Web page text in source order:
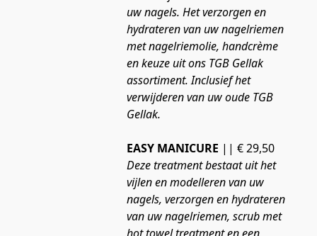
uw nagels. Het verzorgen en
hydrateren van uw nagelriemen
met nagelriemolie, handcrème
en keuze uit ons TGB Gellak
assortiment. Inclusief het
verwijderen van uw oude TGB
Gellak.
EASY MANICURE || € 29,50
Deze treatment bestaat uit het
vijlen en modelleren van uw
nagels, verzorgen en hydrateren
van uw nagelriemen, scrub met